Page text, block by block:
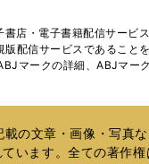
店・電子書籍配信サービ
版配信サービスであること
マークの詳細、ABJマー
の文章・画像・写真
います。全ての著作